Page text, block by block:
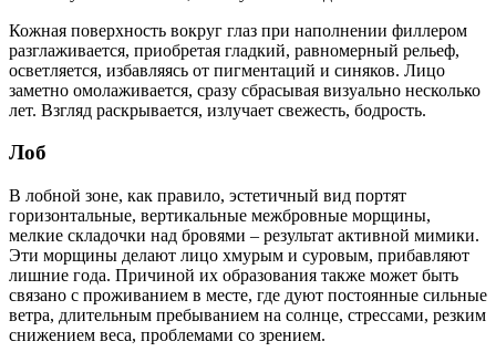
Кожная поверхность вокруг глаз при наполнении филлером
разглаживается, приобретая гладкий, равномерный рельеф,
осветляется, избавляясь от пигментаций и синяков. Лицо
заметно омолаживается, сразу сбрасывая визуально несколько
лет. Взгляд раскрывается, излучает свежесть, бодрость.
Лоб
В лобной зоне, как правило, эстетичный вид портят
горизонтальные, вертикальные межбровные морщины,
мелкие складочки над бровями – результат активной мимики.
Эти морщины делают лицо хмурым и суровым, прибавляют
лишние года. Причиной их образования также может быть
связано с проживанием в месте, где дуют постоянные сильные
ветра, длительным пребыванием на солнце, стрессами, резким
снижением веса, проблемами со зрением.